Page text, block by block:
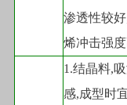
渗透性较
烯冲击强
1.结晶料,
感,成型时